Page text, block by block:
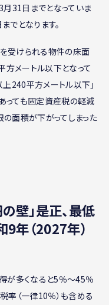
31日までとなっていま
でとなります。
受けられる物件の床面
方メートル以下となって
240平方メートル以下」
っても固定資産税の軽減
の面積が下がってしまった
壁」是正、最低
年（2027年）
が多くなると5％〜45％
率（一律10％）も含める